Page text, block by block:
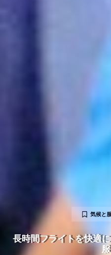
気候と
長時間フライトを快適